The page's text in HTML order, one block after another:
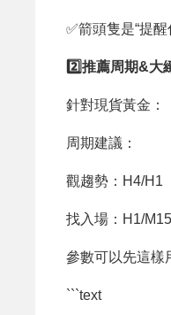
✅箭頭隻是“提
2️⃣推薦周期&大
針對現貨黃金：
周期建議：
觀趨勢：H4/H1
找入場：H1/M15
參數可以先這樣
```text